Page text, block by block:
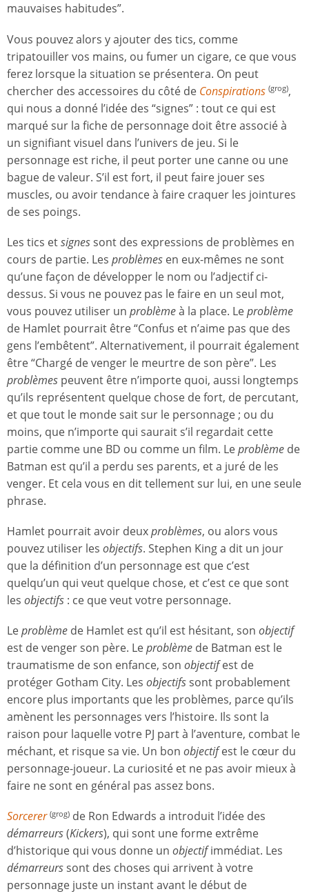
mauvaises habitudes”.
Vous pouvez alors y ajouter des tics, comme
tripatouiller vos mains, ou fumer un cigare, ce que vous
ferez lorsque la situation se présentera. On peut
chercher des accessoires du côté de Conspirations (grog),
qui nous a donné l’idée des “signes” : tout ce qui est
marqué sur la fiche de personnage doit être associé à
un signifiant visuel dans l’univers de jeu. Si le
personnage est riche, il peut porter une canne ou une
bague de valeur. S’il est fort, il peut faire jouer ses
muscles, ou avoir tendance à faire craquer les jointures
de ses poings.
Les tics etsignessont des expressions de problèmes en
cours de partie. Les problèmes en eux-mêmes ne sont
qu’une façon de développer le nom ou l’adjectif ci-
dessus. Si vous ne pouvez pas le faire en un seul mot,
vous pouvez utiliser un problèmeà la place. Leproblème
de Hamlet pourrait être “Confus et n’aime pas que des
gens l’embêtent”. Alternativement, il pourrait également
être “Chargé de venger le meurtre de son père”. Les
problèmes peuvent être n’importe quoi, aussi longtemps
qu’ils représentent quelque chose de fort, de percutant,
et que tout le monde sait sur le personnage ; ou du
moins, que n’importe qui saurait s’il regardait cette
partie comme une BD ou comme un film. Leproblème de
Batman est qu’il a perdu ses parents, et a juré de les
venger. Et cela vous en dit tellement sur lui, en une seule
phrase.
Hamlet pourrait avoir deuxproblèmes, ou alors vous
pouvez utiliser les objectifs. Stephen King a dit un jour
que la définition d’un personnage est que c’est
quelqu’un qui veut quelque chose, et c’est ce que sont
les objectifs : ce que veut votre personnage.
Leproblème de Hamlet est qu’il est hésitant, son objectif
est de venger son père. Leproblème de Batman est le
traumatisme de son enfance, son objectifest de
protéger Gotham City. Les objectifssont probablement
encore plus importants que les problèmes, parce qu’ils
amènent les personnages vers l’histoire. Ils sont la
raison pour laquelle votre PJ part à l’aventure, combat le
méchant, et risque sa vie. Un bon objectifest le cœur du
personnage-joueur. La curiosité et ne pas avoir mieux à
faire ne sont en général pas assez bons.
Sorcerer (grog) de Ron Edwards a introduit l’idée des
démarreurs(Kickers), qui sont une forme extrême
d’historique qui vous donne un objectifimmédiat. Les
démarreurssont des choses qui arrivent à votre
personnage juste un instant avant le début de